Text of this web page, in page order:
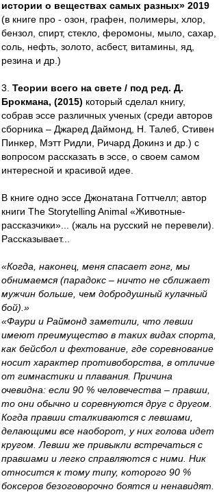
истории о веществах самых разных» 2019
(в книге про - озон, графен, полимеры, хлор,
бензол, спирт, стекло, феромоны, мыло, сахар,
соль, нефть, золото, асбест, витамины, яд,
резина и др.)
3. Теории всего на свете / под ред. Д.
Брокмана, (2015) который сделал книгу,
собрав эссе различных ученых (среди авторов
сборника – Джаред Даймонд, Н. Талеб, Стивен
Пинкер, Мэтт Ридли, Ричард Докинз и др.) с
вопросом рассказать в эссе, о своем самом
интересной и красивой идее.
В книге одно эссе Джонатана Готтчелл; автор
книги The Storytelling Animal «Животные-
рассказчики»... (жаль на русский не перевели).
Рассказывает...
«Когда, наконец, меня спасает гонг, мы
обнимаемся (парадокс – ничто не сближает
мужчин больше, чем добродушный кулачный
бой).»
«Фаури и Раймонд заметили, что левши
имеют преимущество в таких видах спорта,
как бейсбол и фехтование, где соревнование
носит характер противоборства, в отличие
от гимнастики и плавания. Причина
очевидна: если 90 % человечества – правши,
то они обычно и соревнуются друг с другом.
Когда правши сталкиваются с левшами,
делающими все наоборот, у них голова идет
кругом. Левши же привыкли встречаться с
правшами и легко справляются с ними. Ник
относится к тому типу, которого 90 %
боксеров безоговорочно боятся и ненавидят.